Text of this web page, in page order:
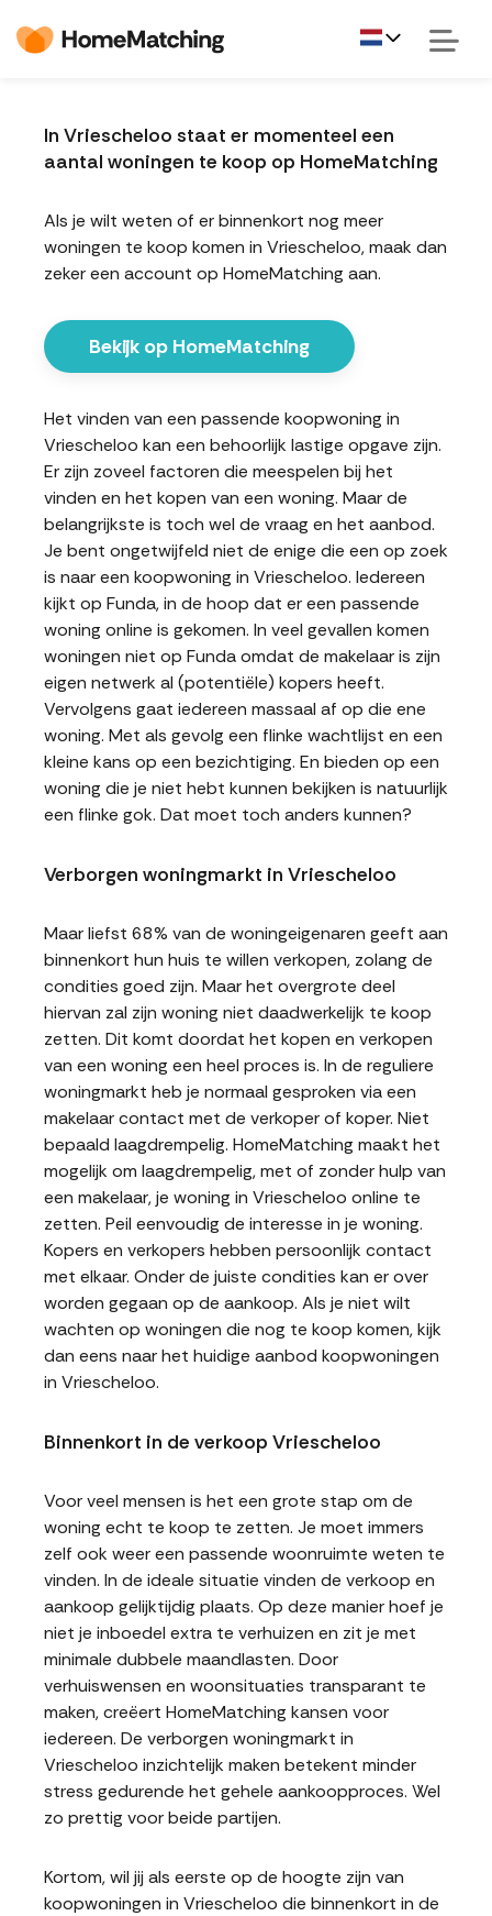
In Vriescheloo staat er momenteel een
aantal woningen te koop op HomeMatching
Als je wilt weten of er binnenkort nog meer
woningen te koop komen in Vriescheloo, maak dan
zeker een account op HomeMatching aan.
Bekijk op HomeMatching
Het vinden van een passende koopwoning in
Vriescheloo kan een behoorlijk lastige opgave zijn.
Er zijn zoveel factoren die meespelen bij het
vinden en het kopen van een woning. Maar de
belangrijkste is toch wel de vraag en het aanbod.
Je bent ongetwijfeld niet de enige die een op zoek
is naar een koopwoning in Vriescheloo. Iedereen
kijkt op Funda, in de hoop dat er een passende
woning online is gekomen. In veel gevallen komen
woningen niet op Funda omdat de makelaar is zijn
eigen netwerk al (potentiële) kopers heeft.
Vervolgens gaat iedereen massaal af op die ene
woning. Met als gevolg een flinke wachtlijst en een
kleine kans op een bezichtiging. En bieden op een
woning die je niet hebt kunnen bekijken is natuurlijk
een flinke gok. Dat moet toch anders kunnen?
Verborgen woningmarkt in Vriescheloo
Maar liefst 68% van de woningeigenaren geeft aan
binnenkort hun huis te willen verkopen, zolang de
condities goed zijn. Maar het overgrote deel
hiervan zal zijn woning niet daadwerkelijk te koop
zetten. Dit komt doordat het kopen en verkopen
van een woning een heel proces is. In de reguliere
woningmarkt heb je normaal gesproken via een
makelaar contact met de verkoper of koper. Niet
bepaald laagdrempelig. HomeMatching maakt het
mogelijk om laagdrempelig, met of zonder hulp van
een makelaar, je woning in Vriescheloo online te
zetten. Peil eenvoudig de interesse in je woning.
Kopers en verkopers hebben persoonlijk contact
met elkaar. Onder de juiste condities kan er over
worden gegaan op de aankoop. Als je niet wilt
wachten op woningen die nog te koop komen, kijk
dan eens naar het huidige aanbod koopwoningen
in Vriescheloo.
Binnenkort in de verkoop Vriescheloo
Voor veel mensen is het een grote stap om de
woning echt te koop te zetten. Je moet immers
zelf ook weer een passende woonruimte weten te
vinden. In de ideale situatie vinden de verkoop en
aankoop gelijktijdig plaats. Op deze manier hoef je
niet je inboedel extra te verhuizen en zit je met
minimale dubbele maandlasten. Door
verhuiswensen en woonsituaties transparant te
maken, creëert HomeMatching kansen voor
iedereen. De verborgen woningmarkt in
Vriescheloo inzichtelijk maken betekent minder
stress gedurende het gehele aankoopproces. Wel
zo prettig voor beide partijen.
Kortom, wil jij als eerste op de hoogte zijn van
koopwoningen in Vriescheloo die binnenkort in de